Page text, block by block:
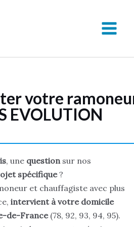
MAIN
votre
EVOLUTION
, une questionsur nos
spécifique?
et chauffagiste avec plus
intervient à votre domicile
de-France(78, 92, 93, 94, 95).